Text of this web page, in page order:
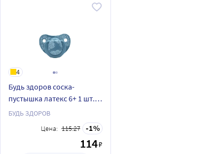
4
Будь здоров соска-
пустышка латекс 6+ 1 шт./л
0010
БУДЬ ЗДОРОВ
Цена: 115.27 1
114₽